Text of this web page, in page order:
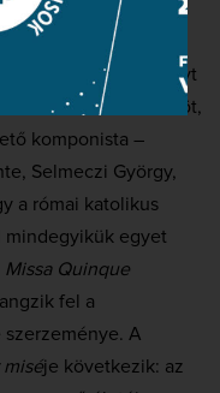
–
Esz-dúr misé
magyar szerzeményt
határozta el öt,
komponista –
Selmeczi György,
a római katolikus
egyet
Missa Quinque
fel a
szerzeménye. A
miséje következik: az